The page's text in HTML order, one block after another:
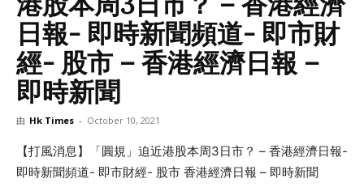
日報- 即時新聞頻道- 即市財
經- 股市 – 香港經濟日報 –
即時新聞
由 Hk Times - October 10, 2021
【打風消息】「圓規」迫近港股本周3日市？ – 香港經濟日報-
即時新聞頻道- 即市財經- 股市 香港經濟日報 – 即時新聞